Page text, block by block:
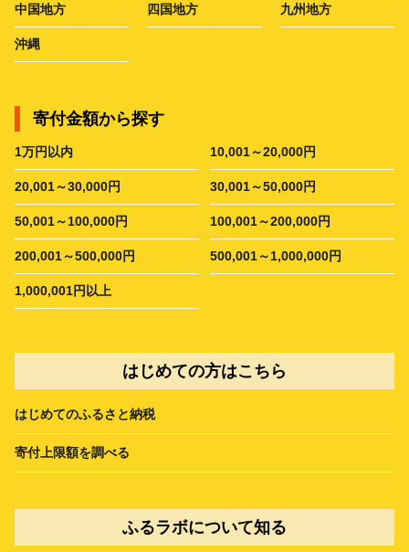
中国地方 四国地方 九州地方
沖縄
寄付金額から探す
1万円以内 10,001～20,000円
20,001～30,000円 30,001～50,000円
50,001～100,000円 100,001～200,000円
200,001～500,000円 500,001～1,000,000円
1,000,001円以上
はじめての方はこちら
はじめてのふるさと納税
寄付上限額を調べる
ふるラボについて知る